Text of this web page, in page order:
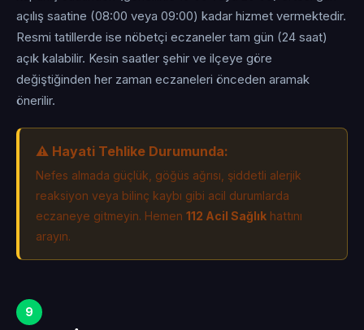
açılış saatine (08:00 veya 09:00) kadar hizmet vermektedir.
Resmi tatillerde ise nöbetçi eczaneler tam gün (24 saat)
açık kalabilir. Kesin saatler şehir ve ilçeye göre
değiştiğinden her zaman eczaneleri önceden aramak
önerilir.
⚠️ Hayati Tehlike Durumunda:
Nefes almada güçlük, göğüs ağrısı, şiddetli alerjik
reaksiyon veya bilinç kaybı gibi acil durumlarda
eczaneye gitmeyin. Hemen 112 Acil Sağlık hattını
arayın.
9